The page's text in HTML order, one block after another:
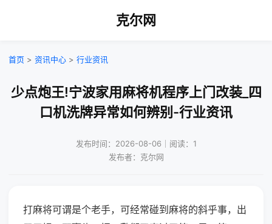
克尔网
首页 > 资讯中心 > 行业资讯
少点炮王!宁波家用麻将机程序上门改装_四
口机洗牌异常如何辨别-行业资讯
发布时间：2026-08-06｜阅读：1
发布者：克尔网
打麻将可谓是个老手，可经常碰到麻将的斜乎事，出